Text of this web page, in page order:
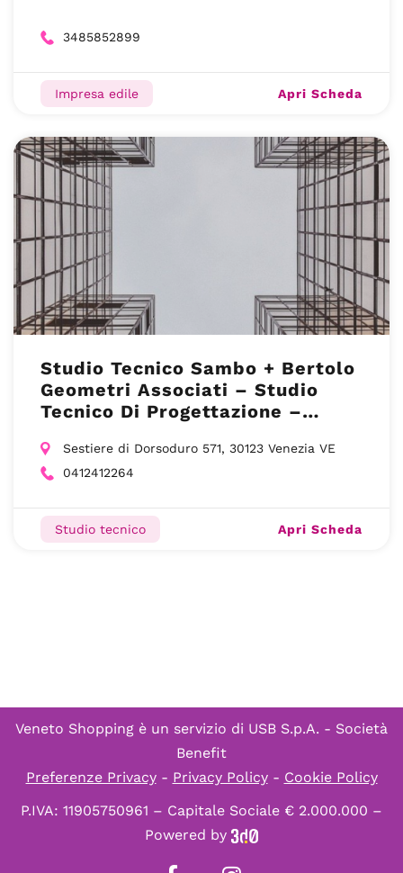
3485852899
Impresa edile Apri Scheda
Studio Tecnico Sambo + Bertolo
Geometri Associati – Studio
Tecnico Di Progettazione –
Sestiere di Dorsoduro 571, 30123 Venezia VE
0412412264
Studio tecnico Apri Scheda
Veneto Shopping è un servizio di USB S.p.A. - Società
Benefit
Preferenze Privacy- Privacy Policy- Cookie Policy
P.IVA: 11905750961 – Capitale Sociale € 2.000.000 –
Powered by